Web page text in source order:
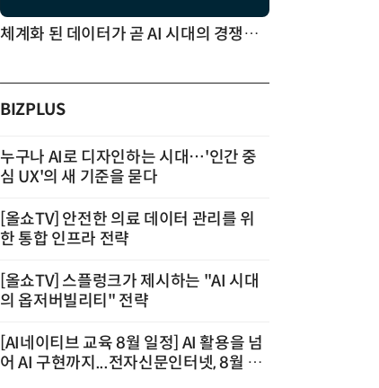
체계화 된 데이터가 곧 AI 시대의 경쟁력이다
BIZPLUS
누구나 AI로 디자인하는 시대…'인간 중
심 UX'의 새 기준을 묻다
[올쇼TV] 안전한 의료 데이터 관리를 위
한 통합 인프라 전략
[올쇼TV] 스플렁크가 제시하는 "AI 시대
의 옵저버빌리티" 전략
[AI네이티브 교육 8월 일정] AI 활용을 넘
어 AI 구현까지...전자신문인터넷, 8월 실